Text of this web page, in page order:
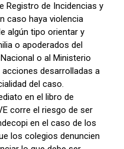
Registro de Incidencias y
caso haya violencia
algún tipo orientar y
o apoderados del
o al Ministerio
desarrolladas a
del caso.
en el libro de
corre el riesgo de ser
en el caso de los
los colegios denuncien